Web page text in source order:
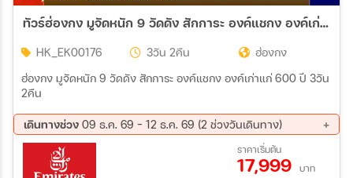
ทัวร์ฮ่องกง มูจัดหนัก 9 วัดดัง สักการะ องค์แชกง องค์เก่าแก่ 600 ปี 3วัน 2คืน (EK)
HK_EK00176 3วัน 2คืน
ฮ่องกง
ฮ่องกง มูจัดหนัก 9 วัดดัง สักการะ องค์แชกง องค์เก่าแก่ 600 ปี 3วัน
2คืน
เดินทางช่วง 09 ธ.ค. 69 - 12 ธ.ค. 69 (2 ช่วงวันเดินทาง)
09 ธ.ค. 69 - 11 ธ.ค. 69 10 ธ.ค. 69 - 12 ธ.ค. 69
ราคาเริ่มต้น
17,999 บาท